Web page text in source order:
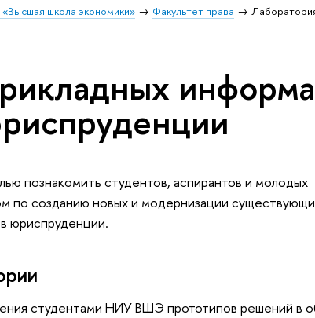
школа экономики» Факультет права
познакомить студентов, аспирантов и молодых
по созданию новых и модернизации
юриспруденции.
студентами НИУ ВШЭ прототипов решений в